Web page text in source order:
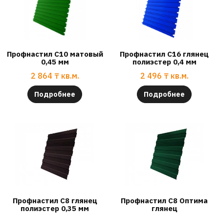
Профнастил С10 матовый
0,45 мм
2 864 ₸ кв.м.
Подробнее
Профнастил С16 глянец
полиэстер 0,4 мм
2 496 ₸ кв.м.
Подробнее
Профнастил С8 глянец
полиэстер 0,35 мм
Профнастил С8 Оптима
глянец